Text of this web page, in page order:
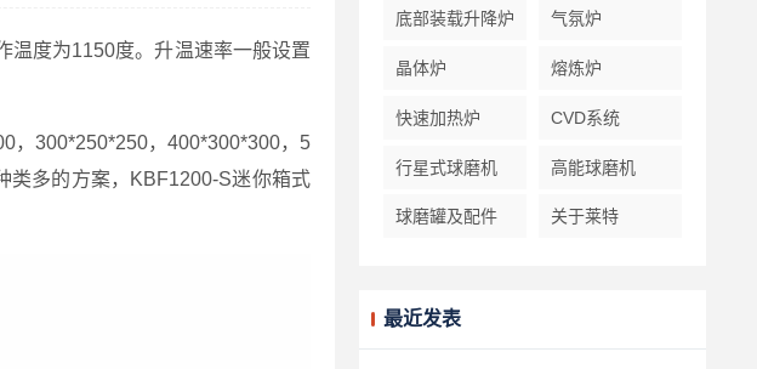
温度为1150度。升温速率一般设置
，300*250*250，400*300*300，5
类多的方案，KBF1200-S迷你箱式
底部装载升降炉 气氛炉
晶体炉 熔炼炉
快速加热炉 CVD系统
行星式球磨机 高能球磨机
球磨罐及配件 关于莱特
最近发表